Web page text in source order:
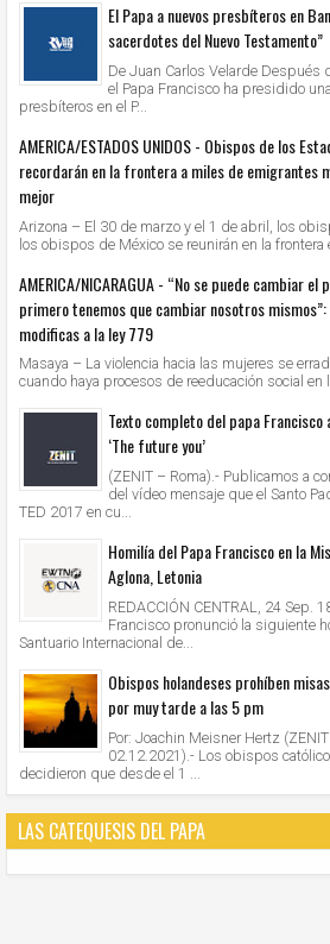
El Papa a nuevos presbíteros en
sacerdotes del Nuevo Testamento”
De Juan Carlos Velarde Después
el Papa Francisco ha presidido
presbíteros en el P...
AMERICA/ESTADOS UNIDOS - Obispos de los
recordarán en la frontera a miles de emigrantes
mejor
Arizona – El 30 de marzo y el 1 de abril, los
los obispos de México se reunirán en la frontera
AMERICA/NICARAGUA - “No se puede cambiar el
primero tenemos que cambiar nosotros
modificas a la ley 779
Masaya – La violencia hacia las mujeres se
cuando haya procesos de reeducación social en
Texto completo del papa Francisco
‘The future you’
(ZENIT – Roma).- Publicamos a
del vídeo mensaje que el Santo
TED 2017 en cu...
Homilía del Papa Francisco en la
Aglona, Letonia
REDACCIÓN CENTRAL, 24 Sep.
Francisco pronunció la siguiente
Santuario Internacional de...
Obispos holandeses prohíben
por muy tarde a las 5 pm
Por: Joachin Meisner Hertz
02.12.2021).- Los obispos
decidieron que desde el 1 ...
LAS CATEQUESIS DEL PAPA